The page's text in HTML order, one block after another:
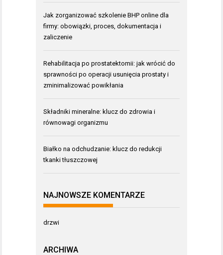
Jak zorganizować szkolenie BHP online dla
firmy: obowiązki, proces, dokumentacja i
zaliczenie
Rehabilitacja po prostatektomii: jak wrócić do
sprawności po operacji usunięcia prostaty i
zminimalizować powikłania
Składniki mineralne: klucz do zdrowia i
równowagi organizmu
Białko na odchudzanie: klucz do redukcji
tkanki tłuszczowej
NAJNOWSZE KOMENTARZE
drzwi
ARCHIWA